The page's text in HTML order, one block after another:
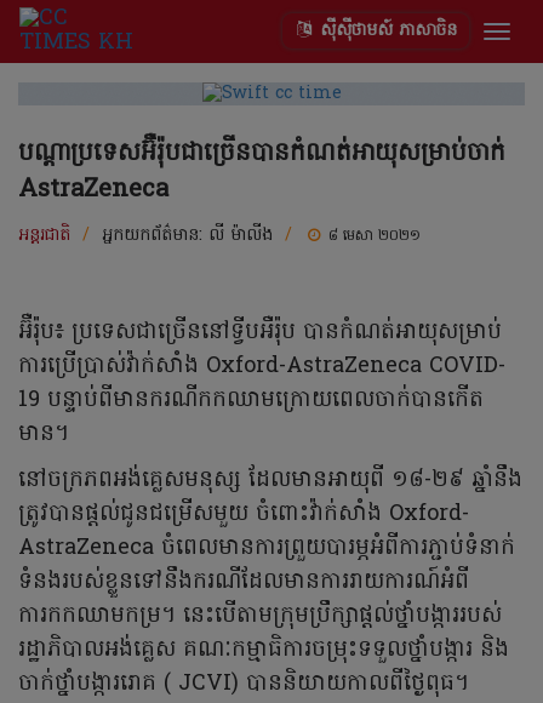
ស៊ីស៊ីថាមស៍ ភាសាចិន
បណ្តាប្រទេសអ៊ឺរ៉ុបជាច្រើនបានកំណត់អាយុសម្រាប់ចាក់
AstraZeneca
អន្តរជាតិ / អ្នកយកព័ត៌មាន: លី ម៉ាលីង / ៨ មេសា ២០២១
អ៊ឺរ៉ុប៖ ប្រទេសជាច្រើននៅទ្វីបអឺរ៉ុប បានកំណត់អាយុសម្រាប់
ការប្រើប្រាស់វ៉ាក់សាំង Oxford-AstraZeneca COVID-
19 បន្ទាប់ពីមានករណីកកឈាមក្រោយពេលចាក់បានកើត
មាន។
នៅចក្រភពអង់គ្លេសមនុស្ស ដែលមានអាយុពី ១៨-២៩ ឆ្នាំនឹង
ត្រូវបានផ្តល់ជូនជម្រើសមួយ ចំពោះវ៉ាក់សាំង Oxford-
AstraZeneca ចំពេលមានការព្រួយបារម្ភអំពីការភ្ជាប់ទំនាក់
ទំនងរបស់ខ្លួនទៅនឹងករណីដែលមានការរាយការណ៍អំពី
ការកកឈាមកម្រ។ នេះបើតាមក្រុមប្រឹក្សាផ្តល់ថ្នាំបង្ការរបស់
រដ្ឋាភិបាលអង់គ្លេស គណៈកម្មាធិការចម្រុះទទួលថ្នាំបង្ការ និង
ចាក់ថ្នាំបង្ការរោគ ( JCVI) បាននិយាយកាលពីថ្ងៃពុធ។